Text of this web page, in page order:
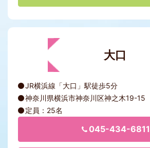
大口
JR横浜線「大口」駅徒歩5分
神奈川県横浜市神奈川区神之木19-15
定員：25名
045-434-6811